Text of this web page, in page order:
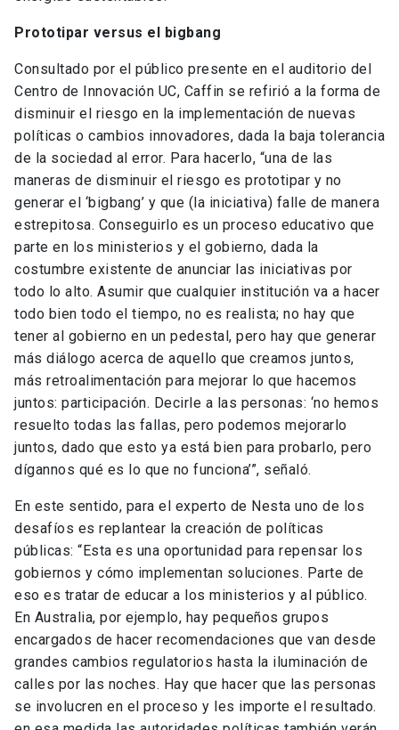
Prototipar versus el bigbang
Consultado por el público presente en el auditorio del
Centro de Innovación UC, Caffin se refirió a la forma de
disminuir el riesgo en la implementación de nuevas
políticas o cambios innovadores, dada la baja tolerancia
de la sociedad al error. Para hacerlo, “una de las
maneras de disminuir el riesgo es prototipar y no
generar el ‘bigbang’ y que (la iniciativa) falle de manera
estrepitosa. Conseguirlo es un proceso educativo que
parte en los ministerios y el gobierno, dada la
costumbre existente de anunciar las iniciativas por
todo lo alto. Asumir que cualquier institución va a hacer
todo bien todo el tiempo, no es realista; no hay que
tener al gobierno en un pedestal, pero hay que generar
más diálogo acerca de aquello que creamos juntos,
más retroalimentación para mejorar lo que hacemos
juntos: participación. Decirle a las personas: ‘no hemos
resuelto todas las fallas, pero podemos mejorarlo
juntos, dado que esto ya está bien para probarlo, pero
dígannos qué es lo que no funciona’”, señaló.
En este sentido, para el experto de Nesta uno de los
desafíos es replantear la creación de políticas
públicas: “Esta es una oportunidad para repensar los
gobiernos y cómo implementan soluciones. Parte de
eso es tratar de educar a los ministerios y al público.
En Australia, por ejemplo, hay pequeños grupos
encargados de hacer recomendaciones que van desde
grandes cambios regulatorios hasta la iluminación de
calles por las noches. Hay que hacer que las personas
se involucren en el proceso y les importe el resultado.